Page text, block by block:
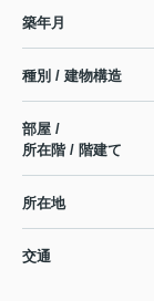
築年月
種別 / 建物構造
部屋 /
所在階 / 階建て
所在地
交通